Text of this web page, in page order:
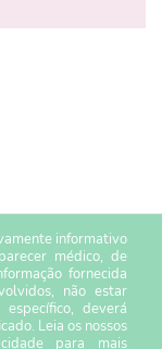
informativo
médico, de
fornecida
não estar
deverá
Leia os nossos
para mais